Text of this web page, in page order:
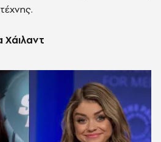
Χάιλαντ